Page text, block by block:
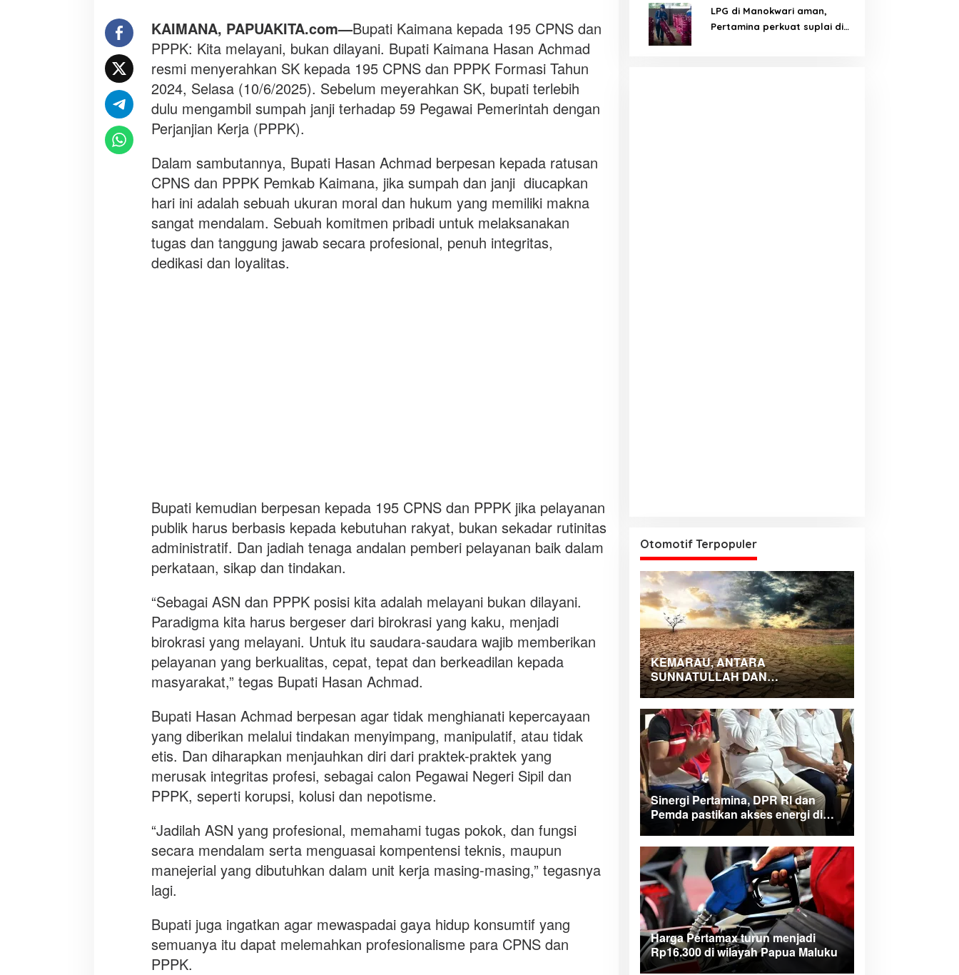
l
a
y
n
i
,
u
a
n
d
i
l
a
KAIMANA, PAPUAKITA.com—Bupati Kaimana kepada 195 CPNS dan
PPPK: Kita melayani, bukan dilayani. Bupati Kaimana Hasan Achmad
resmi menyerahkan SK kepada 195 CPNS dan PPPK Formasi Tahun
2024, Selasa (10/6/2025). Sebelum meyerahkan SK, bupati terlebih
dulu mengambil sumpah janji terhadap 59 Pegawai Pemerintah dengan
Perjanjian Kerja (PPPK).
Dalam sambutannya, Bupati Hasan Achmad berpesan kepada ratusan
CPNS dan PPPK Pemkab Kaimana, jika sumpah dan janji diucapkan
hari ini adalah sebuah ukuran moral dan hukum yang memiliki makna
sangat mendalam. Sebuah komitmen pribadi untuk melaksanakan
tugas dan tanggung jawab secara profesional, penuh integritas,
dedikasi dan loyalitas.
Bupati kemudian berpesan kepada 195 CPNS dan PPPK jika pelayanan
publik harus berbasis kepada kebutuhan rakyat, bukan sekadar rutinitas
administratif. Dan jadiah tenaga andalan pemberi pelayanan baik dalam
perkataan, sikap dan tindakan.
“Sebagai ASN dan PPPK posisi kita adalah melayani bukan dilayani.
Paradigma kita harus bergeser dari birokrasi yang kaku, menjadi
birokrasi yang melayani. Untuk itu saudara-saudara wajib memberikan
pelayanan yang berkualitas, cepat, tepat dan berkeadilan kepada
masyarakat,” tegas Bupati Hasan Achmad.
Bupati Hasan Achmad berpesan agar tidak menghianati kepercayaan
yang diberikan melalui tindakan menyimpang, manipulatif, atau tidak
etis. Dan diharapkan menjauhkan diri dari praktek-praktek yang
merusak integritas profesi, sebagai calon Pegawai Negeri Sipil dan
PPPK, seperti korupsi, kolusi dan nepotisme.
“Jadilah ASN yang profesional, memahami tugas pokok, dan fungsi
secara mendalam serta menguasai kompentensi teknis, maupun
manejerial yang dibutuhkan dalam unit kerja masing-masing,” tegasnya
lagi.
Bupati juga ingatkan agar mewaspadai gaya hidup konsumtif yang
semuanya itu dapat melemahkan profesionalisme para CPNS dan
PPPK.
LPG di Manokwari aman,
Pertamina perkuat suplai di
Otomotif Terpopuler
KEMARAU, ANTARA
SUNNATULLAH DAN
MUHASABAH
Sinergi Pertamina, DPR RI dan
Pemda pastikan akses energi di
Teluk Bintuni
Harga Pertamax turun menjadi
Rp16.300 di wilayah Papua Maluku